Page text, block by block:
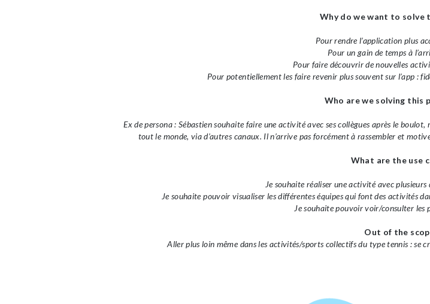
Why do we want to solve
Pour rendre l’application plus
Pour un gain de temps à
Pour faire découvrir de nouvelles
Pour potentiellement les faire revenir plus souvent sur l’app :
Who are we solving this
Ex de persona : Sébastien souhaite faire une activité avec ses collègues après le
tout le monde, via d’autres canaux. Il n’arrive pas forcément à rassembler et
What are the use
Je souhaite réaliser une activité avec plusieurs
Je souhaite pouvoir visualiser les différentes équipes qui font des activités
Je souhaite pouvoir voir/consulter les
Out of the
Aller plus loin même dans les activités/sports collectifs du type tennis : se